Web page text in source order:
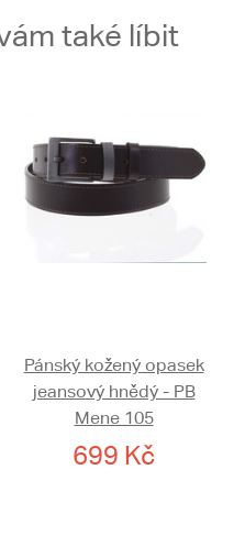
také líbit
Pánský kožený opasek
jeansový hnědý - PB
Mene 105
699 Kč